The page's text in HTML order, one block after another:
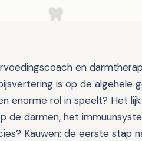
en
is op de algehele
enorme rol in speelt? Het
de darmen, het
Kauwen: de eerste stap